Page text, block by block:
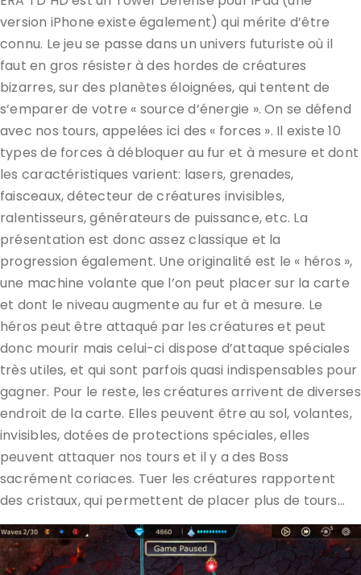
version iPhone existe également) qui mérite d’être
connu. Le jeu se passe dans un univers futuriste où il
faut en gros résister à des hordes de créatures
bizarres, sur des planètes éloignées, qui tentent de
s’emparer de votre « source d’énergie ». On se défend
avec nos tours, appelées ici des « forces ». Il existe 10
types de forces à débloquer au fur et à mesure et dont
les caractéristiques varient: lasers, grenades,
faisceaux, détecteur de créatures invisibles,
ralentisseurs, générateurs de puissance, etc. La
présentation est donc assez classique et la
progression également. Une originalité est le « héros »,
une machine volante que l’on peut placer sur la carte
et dont le niveau augmente au fur et à mesure. Le
héros peut être attaqué par les créatures et peut
donc mourir mais celui-ci dispose d’attaque spéciales
très utiles, et qui sont parfois quasi indispensables pour
gagner. Pour le reste, les créatures arrivent de diverses
endroit de la carte. Elles peuvent être au sol, volantes,
invisibles, dotées de protections spéciales, elles
peuvent attaquer nos tours et il y a des Boss
sacrément coriaces. Tuer les créatures rapportent
des cristaux, qui permettent de placer plus de tours…